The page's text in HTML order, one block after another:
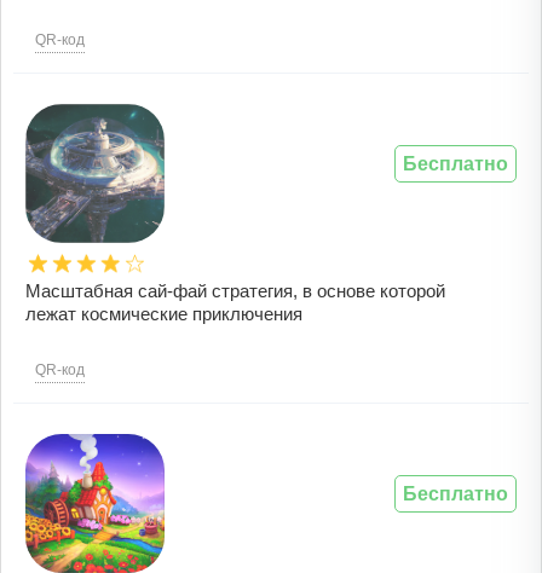
QR-код
Масштабная сай-фай стратегия, в основе которой
лежат космические приключения
QR-код
Бесплатно
Бесплатно